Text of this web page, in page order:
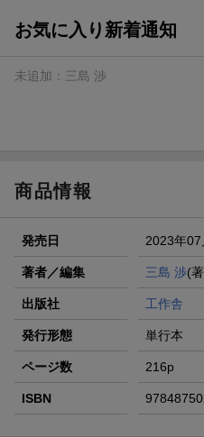
が当たる！
楽天モバイル紹介キャンペ
条件達成で楽天限定・宝塚
お気に入り新着通知
未追加： 三島 渉
商品情報
発売日 2023年07
著者／編集 三島 渉(
出版社 工作舎
発行形態 単行本
ページ数 216p
ISBN